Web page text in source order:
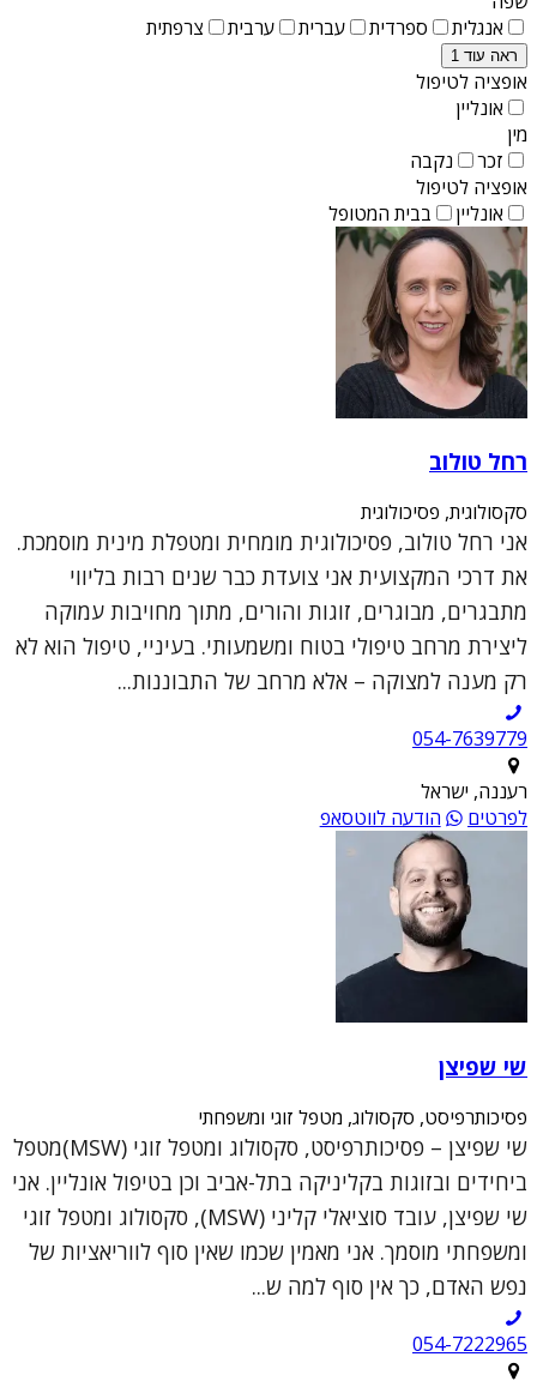
אנגלית
ספרדית עברית ערבית צרפתית
ראה עוד 1
אופציה לטיפול
אונליין
מין
זכר
נקבה
אופציה לטיפול
אונליין
בבית המטופל
רחל טולוב
סקסולוגית, פסיכולוגית
אני רחל טולוב, פסיכולוגית מומחית ומטפלת מינית מוסמכת.
את דרכי המקצועית אני צועדת כבר שנים רבות בליווי
מתבגרים, מבוגרים, זוגות והורים, מתוך מחויבות עמוקה
ליצירת מרחב טיפולי בטוח ומשמעותי. בעיניי, טיפול הוא לא
רק מענה למצוקה – אלא מרחב של התבוננות...
054-7639779
רעננה, ישראל
לפרטים
הודעה לווטסאפ
שי שפיצן
פסיכותרפיסט, סקסולוג, מטפל זוגי ומשפחתי
שי שפיצן – פסיכותרפיסט, סקסולוג ומטפל זוגי (MSW)מטפל
ביחידים ובזוגות בקליניקה בתל-אביב וכן בטיפול אונליין. אני
שי שפיצן, עובד סוציאלי קליני (MSW), סקסולוג ומטפל זוגי
ומשפחתי מוסמך. אני מאמין שכמו שאין סוף לווריאציות של
נפש האדם, כך אין סוף למה ש...
054-7222965